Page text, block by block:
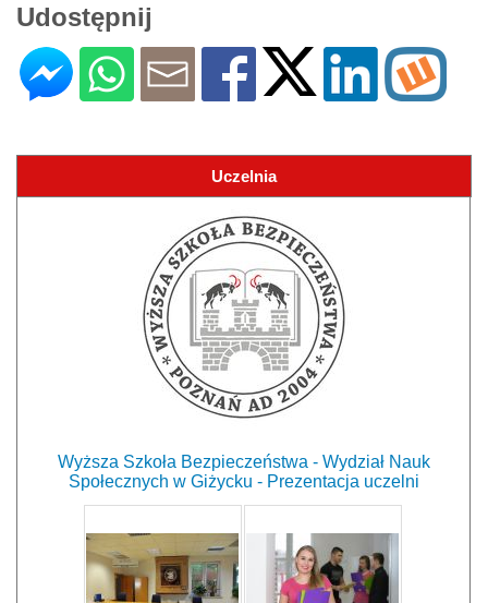
Udostępnij
Uczelnia
Wyższa Szkoła Bezpieczeństwa - Wydział Nauk
Społecznych w Giżycku - Prezentacja uczelni